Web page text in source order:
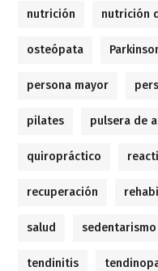
nutrición nutrición
osteópata
persona mayor
pilates pulsera de
quiropráctico
recuperación
salud sedentarismo
tendinitis